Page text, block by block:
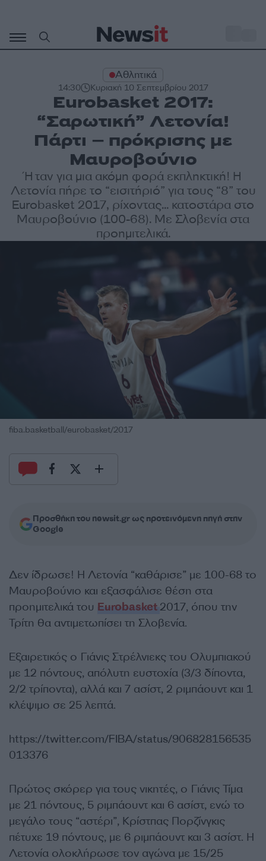
περιεχόμενο
Αθλητικά
14:30 Κυριακή 10 Σεπτεμβρίου 2017
Eurobasket 2017:
“Σαρωτική” Λετονία!
Πάρτι – πρόκρισης με
Μαυροβούνιο
Ήταν για μια ακόμη φορά εκπληκτική! Η
Λετονία πήρε το “εισιτήριό” για τους “8” του
Eurobasket 2017, ρίχοντας... κατοστάρα στο
Μαυροβούνιο (100-68). Με Σλοβενία στα
προημιτελικά.
fiba.basketball/eurobasket/2017
Προσθήκη του newsit.gr ως προτεινόμενη πηγή στην
Google
Δεν ίδρωσε! Η Λετονία “καθάρισε” με 100-68 το
Μαυροβούνιο και εξασφάλισε θέση στα
προημιτελικά του Eurobasket 2017, όπου την
Τρίτη θα αντιμετωπίσει τη Σλοβενία.
Εξαιρετικός ο Γιάνις Στρέλνιεκς του Ολυμπιακού
με 12 πόντους, απόλυτη ευστοχία (3/3 δίποντα,
2/2 τρίποντα), αλλά και 7 ασίστ, 2 ριμπάουντ και 1
κλέψιμο σε 25 λεπτά.
https://twitter.com/FIBA/status/906828156535
013376
Πρώτος σκόρερ για τους νικητές, ο Γιάνις Τίμα
με 21 πόντους, 5 ριμπάουντ και 6 ασίστ, ενώ το
μεγάλο τους “αστέρι”, Κρίστπας Πορζίνγκις
πέτυχε 19 πόντους, με 6 ριμπάουντ και 3 ασίστ. Η
Λετονία ολοκλήρωσε τον αγώνα με 15/25